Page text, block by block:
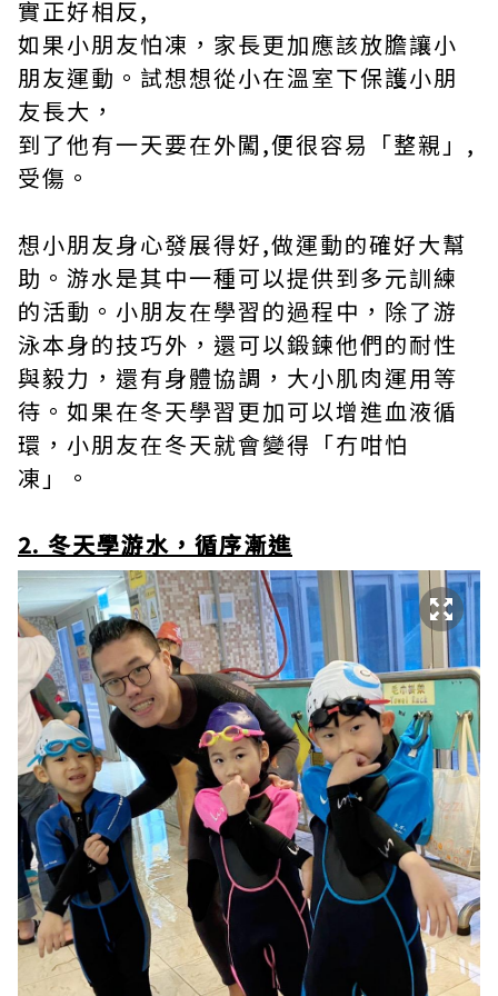
實正好相反,
如果小朋友怕凍，家長更加應該放膽讓小
朋友運動。試想想從小在溫室下保護小朋
友長大，
到了他有一天要在外闖,便很容易「整親」,
受傷。
想小朋友身心發展得好,做運動的確好大幫
助。游水是其中一種可以提供到多元訓練
的活動。小朋友在學習的過程中，除了游
泳本身的技巧外，還可以鍛鍊他們的耐性
與毅力，還有身體協調，大小肌肉運用等
待。如果在冬天學習更加可以增進血液循
環，小朋友在冬天就會變得「冇咁怕
凍」。
2. 冬天學游水，循序漸進